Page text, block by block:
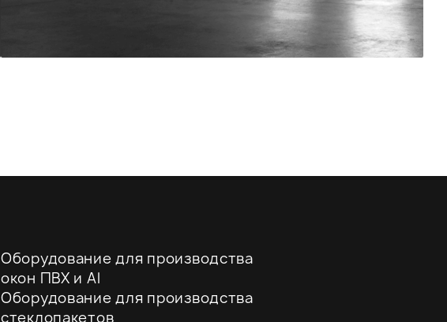
Оборудование для производства
окон ПВХ и Al
Оборудование для производства
стеклопакетов